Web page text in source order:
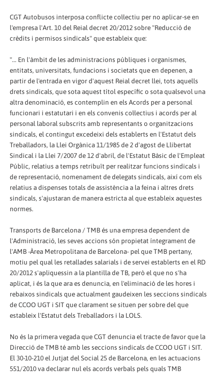
CGT Autobusos interposa conflicte col·lectiu per no aplicar-se en
l'empresa l'Art. 10 del Reial decret 20/2012 sobre "Reducció de
crèdits i permisos sindicals" que estableix que:
"... En l'àmbit de les administracions públiques i organismes,
entitats, universitats, fundacions i societats que en depenen, a
partir de l'entrada en vigor d'aquest Reial decret llei, tots aquells
drets sindicals, que sota aquest títol específic o sota qualsevol una
altra denominació, es contemplin en els Acords per a personal
funcionari i estatutari i en els convenis col·lectius i acords per al
personal laboral subscrits amb representants o organitzacions
sindicals, el contingut excedeixi dels establerts en l'Estatut dels
Treballadors, la Llei Orgànica 11/1985 de 2 d'agost de Llibertat
Sindical i la Llei 7/2007 de 12 d'abril, de l'Estatut Bàsic de l'Empleat
Públic, relatius a temps retribuït per realitzar funcions sindicals i
de representació, nomenament de delegats sindicals, així com els
relatius a dispenses totals de assistència a la feina i altres drets
sindicals, s'ajustaran de manera estricta al que estableix aquestes
normes.
Transports de Barcelona / TMB és una empresa dependent de
l'Administració, les seves accions són propietat íntegrament de
l'AMB -Àrea Metropolitana de Barcelona- pel que TMB pertany,
motiu pel qual les retallades salarials i de servei establerts en el RD
20/2012 s'apliquessin a la plantilla de TB, però el que no s'ha
aplicat, i és la que ara es denuncia, en l'eliminació de les hores i
rebaixos sindicals que actualment gaudeixen les seccions sindicals
de CCOO UGT i SIT que clarament se situen per sobre del que
estableix l'Estatut dels Treballadors i la LOLS.
No és la primera vegada que CGT denuncia el tracte de favor que la
Direcció de TMB té amb les seccions sindicals de CCOO UGT i SIT.
El 30-10-210 el Jutjat del Social 25 de Barcelona, ​​en les actuacions
551/2010 va declarar nul els acords verbals pels quals TMB